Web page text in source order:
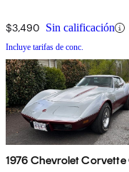
$3,490 Sin calificación
Incluye tarifas de conc.
1976 Chevrolet Corvette